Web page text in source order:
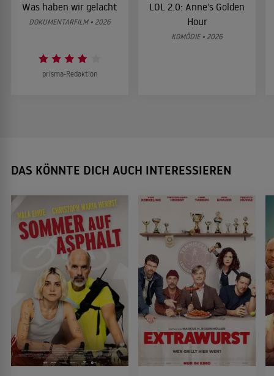
Was haben wir gelacht
DOKUMENTARFILM • 2026
prisma-Redaktion
LOL 2.0: Anne’s Golden
Hour
KOMÖDIE • 2026
DAS KÖNNTE DICH AUCH INTERESSIEREN